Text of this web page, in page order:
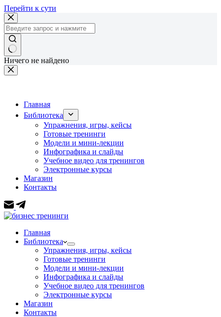
Перейти к сути
Ничего не найдено
Главная
Библиотека
Упражнения, игры, кейсы
Готовые тренинги
Модели и мини-лекции
Инфографика и слайды
Учебное видео для тренингов
Электронные курсы
Магазин
Контакты
Главная
Библиотека
Упражнения, игры, кейсы
Готовые тренинги
Модели и мини-лекции
Инфографика и слайды
Учебное видео для тренингов
Электронные курсы
Магазин
Контакты